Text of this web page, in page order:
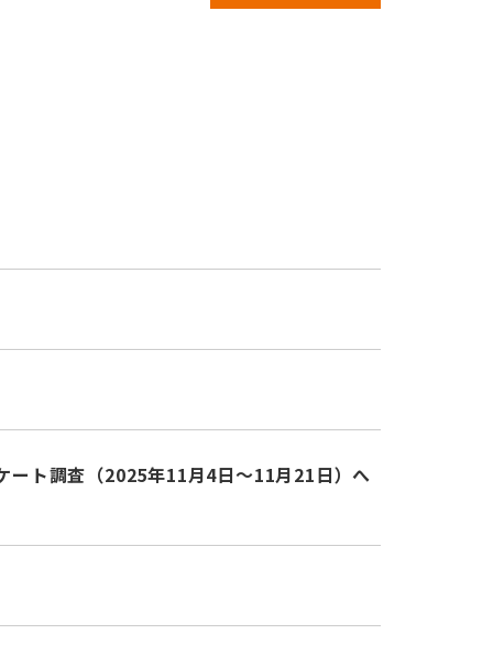
ート調査（2025年11月4日～11月21日）へ